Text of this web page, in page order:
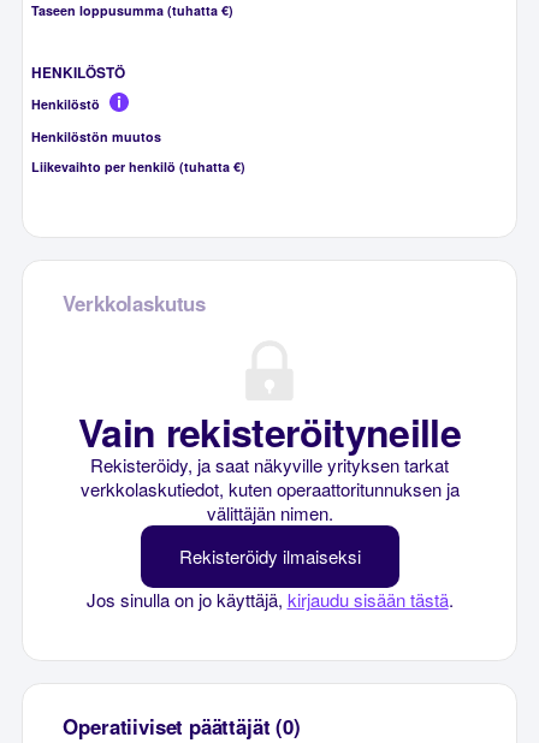
Taseen loppusumma (tuhatta €)
HENKILÖSTÖ
Henkilöstö
Henkilöstön muutos
Liikevaihto per henkilö (tuhatta €)
Verkkolaskutus
Vain rekisteröityneille
Rekisteröidy, ja saat näkyville yrityksen tarkat
verkkolaskutiedot, kuten operaattoritunnuksen ja
välittäjän nimen.
Rekisteröidy ilmaiseksi
Jos sinulla on jo käyttäjä, kirjaudu sisään tästä.
Operatiiviset päättäjät (0)